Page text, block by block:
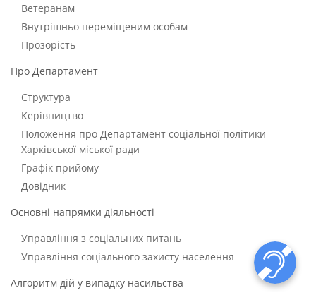
Ветеранам
Внутрішньо переміщеним особам
Прозорість
Про Департамент
Структура
Керівництво
Положення про Департамент соціальної політики
Харківської міської ради
Графік прийому
Довідник
Основні напрямки діяльності
Управління з соціальних питань
Управління соціального захисту населення
Алгоритм дій у випадку насильства